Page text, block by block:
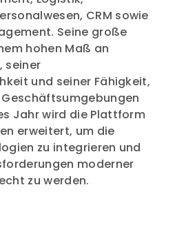
CRM sowie
Seine große
hohen Maß an
seiner
und seiner Fähigkeit,
Jahr wird die Plattform
erweitert, um die
zu integrieren und
moderner
zu werden.